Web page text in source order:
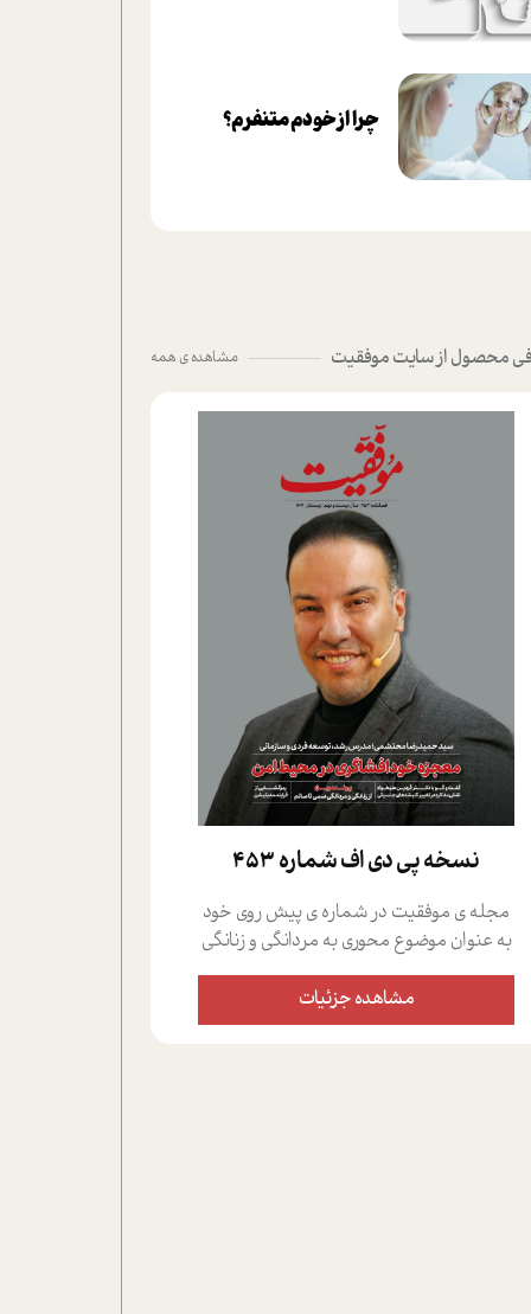
چرا از خودم متنفرم؟
محصول از سایت موفقیت مشاهده ی همه
نسخه پي دي اف شماره 453
مجله ی موفقیت در شماره ی پیش روی خود
به عنوان موضوع محوری به مردانگی و زنانگی
سمی پرداخته است؛ علاوه بر این که؛ گفت و
گویی اختصاصی داشته ایم با فردین علیخواه،
جامعه شناس در بخش های مختلف تلاش
مشاهده جزئیات